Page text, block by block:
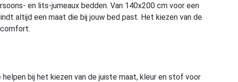
en lits-jumeaux bedden. Van 140x200 cm voor een
altijd een maat die bij jouw bed past. Het kiezen van de
bij het kiezen van de juiste maat, kleur en stof voor